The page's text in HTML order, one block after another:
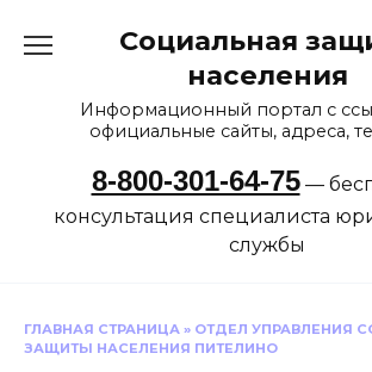
Социальная
населения
Информационный портал с
официальные сайты, адреса,
8-800-301-64-75—
консультация специалиста
службы
ГЛАВНАЯ СТРАНИЦА » ОТДЕЛ УПРАВЛЕНИЯ
ЗАЩИТЫ НАСЕЛЕНИЯ ПИТЕЛИНО